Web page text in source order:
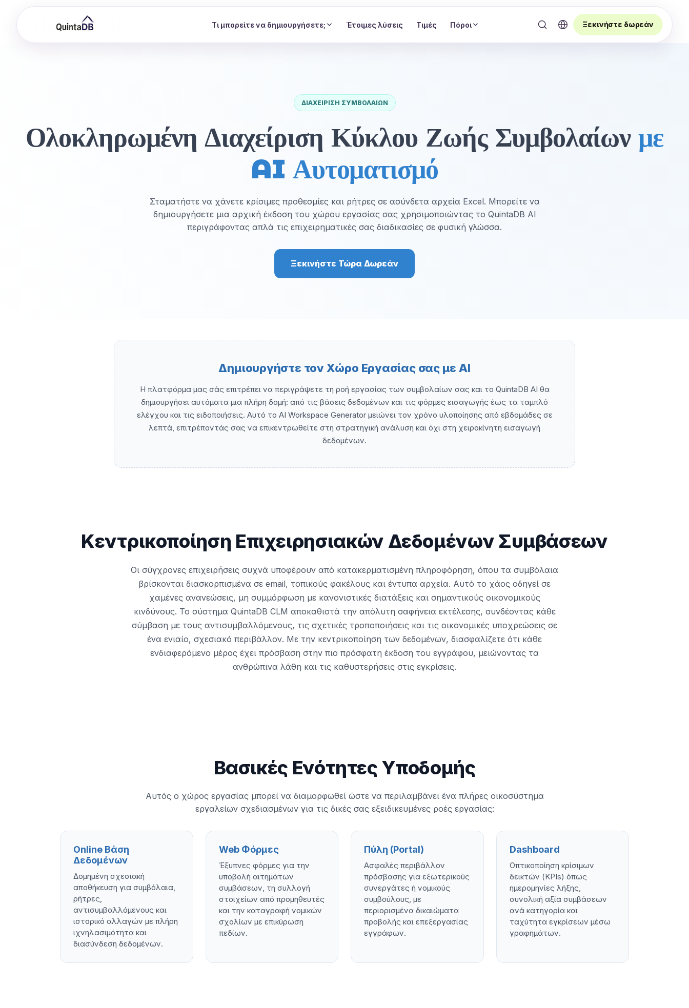
Τι μπορείτε να δημιουργήσετε; Έτοιμες λύσεις Τιμές Πόροι Ξεκινήστε δωρεάν
ΔΙΑΧΕΊΡΙΣΗ ΣΥΜΒΟΛΑΊΩΝ
Ολοκληρωμένη Διαχείριση Κύκλου Ζωής Συμβολαίωνμε
AI Αυτοματισμό
Σταματήστε να χάνετε κρίσιμες προθεσμίες και ρήτρες σε ασύνδετα αρχεία Excel. Μπορείτε να
δημιουργήσετε μια αρχική έκδοση του χώρου εργασίας σας χρησιμοποιώντας το QuintaDB AI
περιγράφοντας απλά τις επιχειρηματικές σας διαδικασίες σε φυσική γλώσσα.
Ξεκινήστε Τώρα Δωρεάν
Δημιουργήστε τον Χώρο Εργασίας σας με AI
Η πλατφόρμα μας σάς επιτρέπει να περιγράψετε τη ροή εργασίας των συμβολαίων σας και το QuintaDB AI θα
δημιουργήσει αυτόματα μια πλήρη δομή: από τις βάσεις δεδομένων και τις φόρμες εισαγωγής έως τα ταμπλό
ελέγχου και τις ειδοποιήσεις. Αυτό το AI Workspace Generator μειώνει τον χρόνο υλοποίησης από εβδομάδες σε
λεπτά, επιτρέποντάς σας να επικεντρωθείτε στη στρατηγική ανάλυση και όχι στη χειροκίνητη εισαγωγή
δεδομένων.
Κεντρικοποίηση Επιχειρησιακών Δεδομένων Συμβάσεων
Οι σύγχρονες επιχειρήσεις συχνά υποφέρουν από κατακερματισμένη πληροφόρηση, όπου τα συμβόλαια
βρίσκονται διασκορπισμένα σε email, τοπικούς φακέλους και έντυπα αρχεία. Αυτό το χάος οδηγεί σε
χαμένες ανανεώσεις, μη συμμόρφωση με κανονιστικές διατάξεις και σημαντικούς οικονομικούς
κινδύνους. Το σύστημα QuintaDB CLM αποκαθιστά την απόλυτη σαφήνεια εκτέλεσης, συνδέοντας κάθε
σύμβαση με τους αντισυμβαλλόμενους, τις σχετικές τροποποιήσεις και τις οικονομικές υποχρεώσεις σε
ένα ενιαίο, σχεσιακό περιβάλλον. Με την κεντρικοποίηση των δεδομένων, διασφαλίζετε ότι κάθε
ενδιαφερόμενο μέρος έχει πρόσβαση στην πιο πρόσφατη έκδοση του εγγράφου, μειώνοντας τα
ανθρώπινα λάθη και τις καθυστερήσεις στις εγκρίσεις.
Βασικές Ενότητες Υποδομής
Αυτός ο χώρος εργασίας μπορεί να διαμορφωθεί ώστε να περιλαμβάνει ένα πλήρες οικοσύστημα
εργαλείων σχεδιασμένων για τις δικές σας εξειδικευμένες ροές εργασίας:
Online Βάση
Δεδομένων
Δομημένη σχεσιακή
αποθήκευση για συμβόλαια,
ρήτρες,
αντισυμβαλλόμενους και
ιστορικό αλλαγών με πλήρη
ιχνηλασιμότητα και
διασύνδεση δεδομένων.
Web Φόρμες
Έξυπνες φόρμες για την
υποβολή αιτημάτων
συμβάσεων, τη συλλογή
στοιχείων από προμηθευτές
και την καταγραφή νομικών
σχολίων με επικύρωση
πεδίων.
Πύλη (Portal)
Ασφαλές περιβάλλον
πρόσβασης για εξωτερικούς
συνεργάτες ή νομικούς
συμβούλους, με
περιορισμένα δικαιώματα
προβολής και επεξεργασίας
εγγράφων.
Dashboard
Οπτικοποίηση κρίσιμων
δεικτών (KPIs) όπως
ημερομηνίες λήξης,
συνολική αξία συμβάσεων
ανά κατηγορία και
ταχύτητα εγκρίσεων μέσω
γραφημάτων.